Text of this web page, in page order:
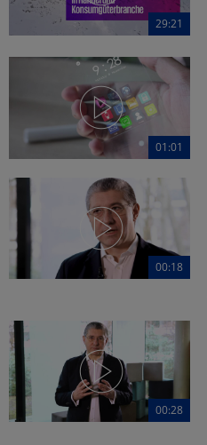
29:21
01:01
00:18
00:28